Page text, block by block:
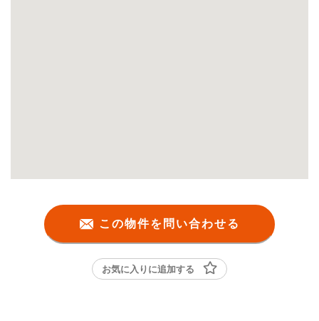
この物件を問い合わせる
お気に入りに追加する